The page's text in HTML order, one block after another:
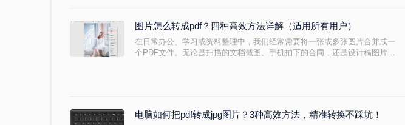
图片怎么转成pdf？四种高效方法详解（适用所有用户）
在日常办公、学习或资料整理中，我们经常需要将一张或多张图片合并成一
个PDF文件。无论是扫描的文档截图、手机拍下的合同，还是设计稿图片，
电脑如何把pdf转成jpg图片？3种高效方法，精准转换不踩坑！